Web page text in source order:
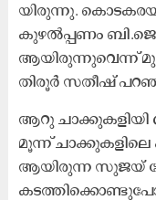
യിരുന്നു.
കുഴൽപ്പണം
ആയിരുന്നുവെന്ന്
തിരൂർ സതീഷ്
ആറു ചാക്കുകളിയി
മൂന്ന് ചാക്കുകളിലെ
ആയിരുന്ന സുജയ്